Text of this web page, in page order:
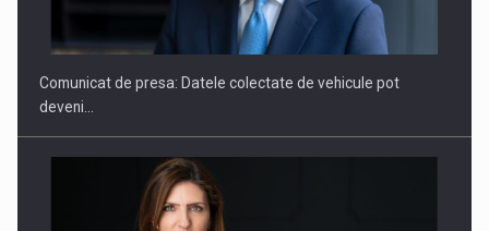
Comunicat de presa: Datele colectate de vehicule pot
deveni…